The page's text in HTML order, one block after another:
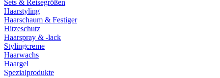
Sets & Reisegrößen
Haarstyling
Haarschaum & Festiger
Hitzeschutz
Haarspray & -lack
Stylingcreme
Haarwachs
Haargel
Spezialprodukte